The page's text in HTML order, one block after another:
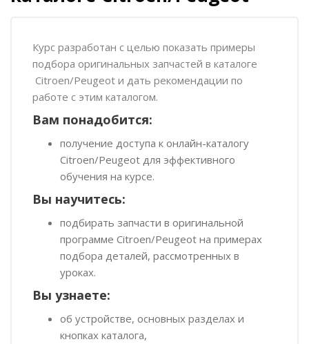
Курс разработан с целью показать примеры
подбора оригинальных запчастей в каталоге
Citroen/Peugeot и дать рекомендации по
работе с этим каталогом.
Вам понадобится:
получение доступа к онлайн-каталогу
Citroen/Peugeot для эффективного
обучения на курсе.
Вы научитесь:
подбирать запчасти в оригинальной
программе Citroen/Peugeot на примерах
подбора деталей, рассмотренных в
уроках.
Вы узнаете:
об устройстве, основных разделах и
кнопках каталога,